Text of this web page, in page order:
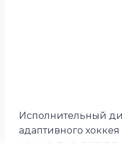
Исполнительный
адаптивного хоккея